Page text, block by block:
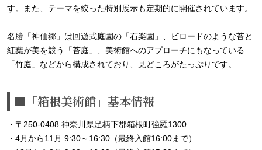
す。また、テーマを絞った特別展示も定期的に開催されています。
名勝「神仙郷」は回遊式庭園の「石楽園」、ビロードのような苔と
紅葉が美を競う「苔庭」、美術館へのアプローチにもなっている
「竹庭」などから構成されており、見どころがたっぷりです。
■「箱根美術館」基本情報
・〒250-0408 神奈川県足柄下郡箱根町強羅1300
・4月から11月 9:30～16:30（最終入館16:00まで）